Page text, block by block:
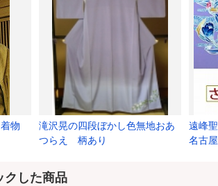
物
滝沢晃の四段ぼかし色無地おあ
つらえ 柄あり
遠峰
名古
クした商品